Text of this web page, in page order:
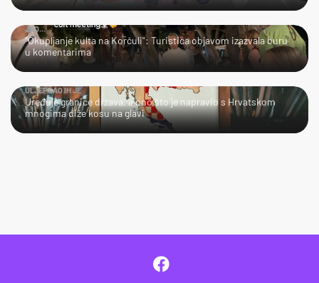
JAO…
"Okupljanje kulta na Korčuli": Turistica objavom izazvala buru
u komentarima
ULJEPŠAO IH JE
Uređuje granice država, a ono što je napravio s Hrvatskom
mnogima diže kosu na glavi